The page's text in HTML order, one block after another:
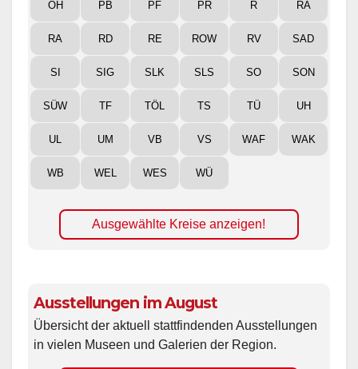
OH PB PF PR R RA
RA RD RE ROW RV SAD
SI SIG SLK SLS SO SON
SÜW TF TÖL TS TÜ UH
UL UM VB VS WAF WAK
WB WEL WES WÜ
Ausgewählte Kreise anzeigen!
Ausstellungen im August
Übersicht der aktuell stattfindenden Ausstellungen
in vielen Museen und Galerien der Region.